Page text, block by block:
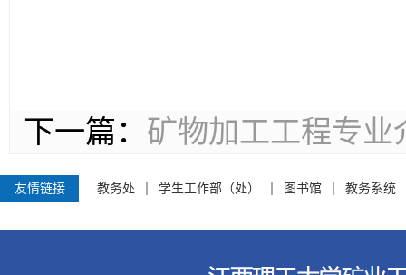
下一篇： 矿物加工工程专业
友情链接 教务处 学生工作部（处） 图书馆 教务系统